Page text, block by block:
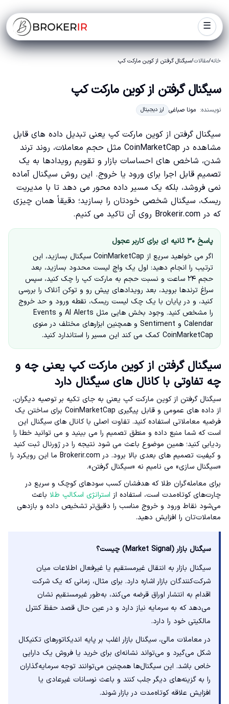
☰
خانه/مقالات/سیگنال گرفتن از کوین مارکت کپ
سیگنال گرفتن از کوین مارکت کپ
نویسنده: مونا صباغی ارز دیجیتال
سیگنال گرفتن از کوین مارکت کپ یعنی تبدیل داده های قابل
مشاهده در CoinMarketCap مثل حجم معاملات، روند ترند
شدن، شاخص های احساسات بازار و تقویم رویدادها به یک
تصمیم قابل اجرا برای ورود یا خروج. این روش سیگنال آماده
نمی فروشد، بلکه یک مسیر داده محور می دهد تا با مدیریت
ریسک، سیگنال شخصی خودتان را بسازید؛ دقیقاً همان چیزی
که در Brokerir.com روی آن تاکید می کنیم.
پاسخ ۳۰ ثانیه ای برای کاربر عجول
اگر می خواهید سریع از CoinMarketCap سیگنال بسازید، این
ترتیب را انجام دهید: اول یک واچ لیست محدود بسازید، بعد
حجم ۲۴ ساعت و نسبت حجم به مارکت کپ را چک کنید، سپس
سراغ ترندها بروید، بعد رویدادهای پیش رو و توکن آنلاک را بررسی
کنید، و در پایان با یک چک لیست ریسک، نقطه ورود و حد خروج
را مشخص کنید. وجود بخش هایی مثل AI Alerts و Events
Calendar و Sentiment و همچنین ابزارهای مختلف در منوی
CoinMarketCap کمک می کند این مسیر را استاندارد کنید.
سیگنال گرفتن از کوین مارکت کپ یعنی چه و
چه تفاوتی با کانال های سیگنال دارد
سیگنال گرفتن از کوین مارکت کپ یعنی به جای تکیه بر توصیه دیگران،
از داده های عمومی و قابل پیگیری CoinMarketCap برای ساختن یک
فرضیه معاملاتی استفاده کنید. تفاوت اصلی با کانال های سیگنال این
است که شما منبع داده و منطق تصمیم را می بینید و می توانید خطا را
ردیابی کنید؛ همین موضوع باعث می شود نتیجه را در ژورنال ثبت کنید
و کیفیت تصمیم های بعدی بالا برود. در Brokerir.com ما این رویکرد را
«سیگنال سازی» می نامیم نه «سیگنال گرفتن».
برای معامله‌گران طلا که هدفشان کسب سودهای کوچک و سریع در
چارت‌های کوتاه‌مدت است، استفاده از استراتژی اسکالپ طلا باعث
می‌شود نقاط ورود و خروج مناسب را دقیق‌تر تشخیص داده و بازدهی
معاملات‌تان را افزایش دهید.
سیگنال بازار (Market Signal) چیست؟
سیگنال بازار به انتقال غیرمستقیم یا غیرفعال اطلاعات میان
شرکت‌کنندگان بازار اشاره دارد. برای مثال، زمانی که یک شرکت
اقدام به انتشار اوراق قرضه می‌کند، به‌طور غیرمستقیم نشان
می‌دهد که به سرمایه نیاز دارد و در عین حال قصد حفظ کنترل
مالکیتی خود را دارد.
در معاملات مالی، سیگنال بازار اغلب بر پایه اندیکاتورهای تکنیکال
شکل می‌گیرد و می‌تواند نشانه‌ای برای خرید یا فروش یک دارایی
خاص باشد. این سیگنال‌ها همچنین می‌توانند توجه سرمایه‌گذاران
را به گزینه‌های دیگر جلب کنند و باعث نوسانات غیرعادی یا
افزایش علاقه کوتاه‌مدت در بازار شوند.